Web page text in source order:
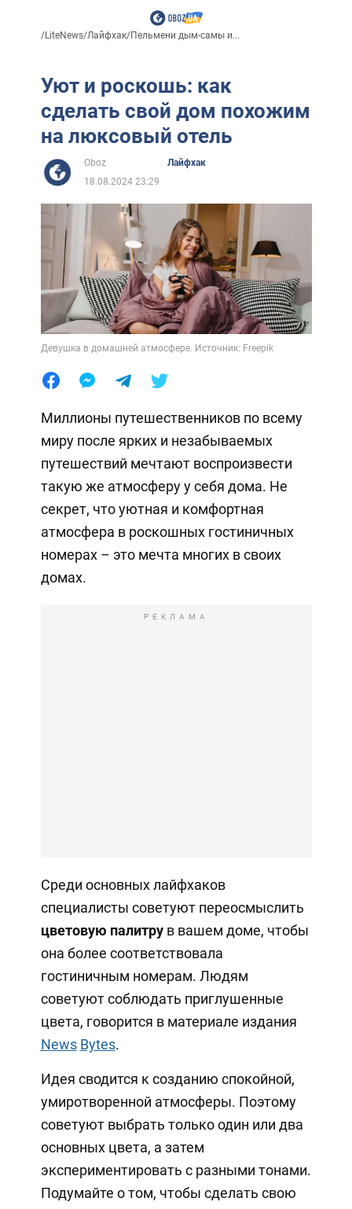
/LiteNews/Лайфхак/Пельмени дым-самы и...
Уют и роскошь: как
сделать свой дом похожим
на люксовый отель
Oboz
Лайфхак
18.08.2024 23:29
Девушка в домашней атмосфере. Источник: Freepik
Миллионы путешественников по всему
миру после ярких и незабываемых
путешествий мечтают воспроизвести
такую же атмосферу у себя дома. Не
секрет, что уютная и комфортная
атмосфера в роскошных гостиничных
номерах – это мечта многих в своих
домах.
РЕКЛАМА
Среди основных лайфхаков
специалисты советуют переосмыслить
цветовую палитрув вашем доме, чтобы
она более соответствовала
гостиничным номерам. Людям
советуют соблюдать приглушенные
цвета, говорится в материале издания
News Bytes.
Идея сводится к созданию спокойной,
умиротворенной атмосферы. Поэтому
советуют выбрать только один или два
основных цвета, а затем
экспериментировать с разными тонами.
Подумайте о том, чтобы сделать свою